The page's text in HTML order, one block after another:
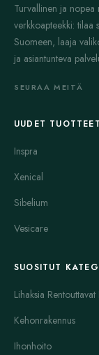
Turvallinen ja nopea
verkkoapteekki: tilaa
Suomeen, laaja
ja asiantunteva
SEURAA MEITÄ
UUDET TUOTTEET
Inspra
Xenical
Sibelium
Vesicare
SUOSITUT
Lihaksia Rentouttavat
Kehonrakennus
Ihonhoito